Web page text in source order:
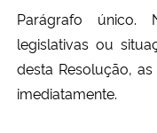
Parágrafo único.
legislativas ou
desta Resolução,
imediatamente.